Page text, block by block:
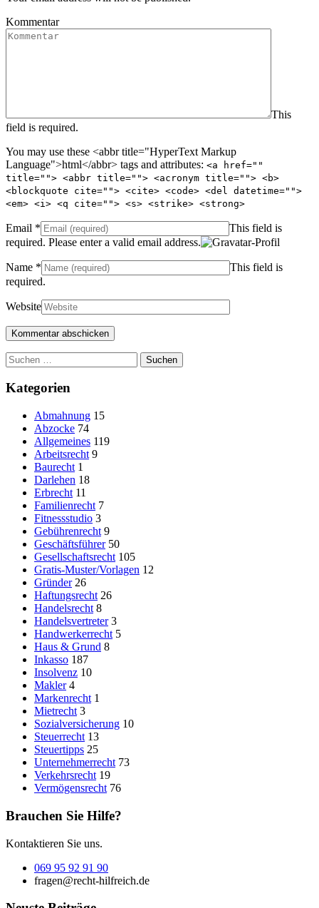
Kommentar
This
field is required.
You may use these <abbr title="HyperText Markup
Language">html</abbr> tags and attributes: <a href=""
title=""> <abbr title=""> <acronym title=""> <b>
<blockquote cite=""> <cite> <code> <del datetime="">
<em> <i> <q cite=""> <s> <strike> <strong>
Email *
This field is
required. Please enter a valid email address.
Name *
This field is
required.
Website
Suchen
nach:
Kategorien
Abmahnung 15
Abzocke 74
Allgemeines 119
Arbeitsrecht 9
Baurecht 1
Darlehen 18
Erbrecht 11
Familienrecht 7
Fitnessstudio 3
Gebührenrecht 9
Geschäftsführer 50
Gesellschaftsrecht 105
Gratis-Muster/Vorlagen 12
Gründer 26
Haftungsrecht 26
Handelsrecht 8
Handelsvertreter 3
Handwerkerrecht 5
Haus & Grund 8
Inkasso 187
Insolvenz 10
Makler 4
Markenrecht 1
Mietrecht 3
Sozialversicherung 10
Steuerrecht 13
Steuertipps 25
Unternehmerrecht 73
Verkehrsrecht 19
Vermögensrecht 76
Brauchen Sie Hilfe?
Kontaktieren Sie uns.
069 95 92 91 90
fragen@recht-hilfreich.de